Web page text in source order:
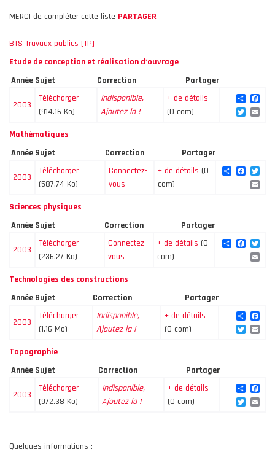
MERCI de compléter cette liste PARTAGER
BTS Travaux publics [TP]
Etude de conception et réalisation d'ouvrage
Année Sujet Correction Partager
2003
Télécharger
(914.16 Ko)
Indisponible,
Ajoutez la !
+ de détails
(0 com)
Share
Twitter
Mathématiques
Année Sujet Correction Partager
2003
Télécharger
(587.74 Ko)
Connectez-
vous
+ de détails (0
com)
Share
Sciences physiques
Année Sujet Correction Partager
2003
Télécharger
(236.27 Ko)
Connectez-
vous
+ de détails (0
com)
Share
Technologies des constructions
Année Sujet Correction Partager
2003
Télécharger
(1.16 Mo)
Indisponible,
Ajoutez la !
+ de détails
(0 com)
Share
Twitter
Topographie
Année Sujet Correction Partager
2003
Télécharger
(972.38 Ko)
Indisponible,
Ajoutez la !
+ de détails
(0 com)
Share
Twitter
Quelques informations :